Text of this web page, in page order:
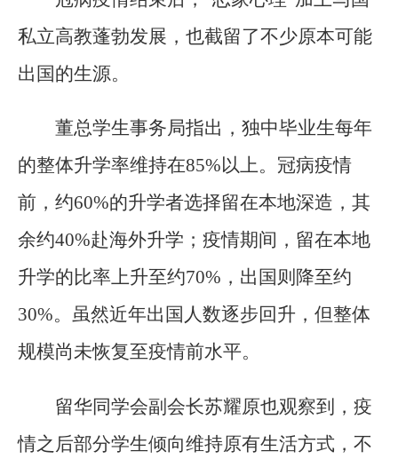
私立高教蓬勃发展，也截留了不少原本可能
出国的生源。
董总学生事务局指出，独中毕业生每年
的整体升学率维持在85%以上。冠病疫情
前，约60%的升学者选择留在本地深造，其
余约40%赴海外升学；疫情期间，留在本地
升学的比率上升至约70%，出国则降至约
30%。虽然近年出国人数逐步回升，但整体
规模尚未恢复至疫情前水平。
留华同学会副会长苏耀原也观察到，疫
情之后部分学生倾向维持原有生活方式，不